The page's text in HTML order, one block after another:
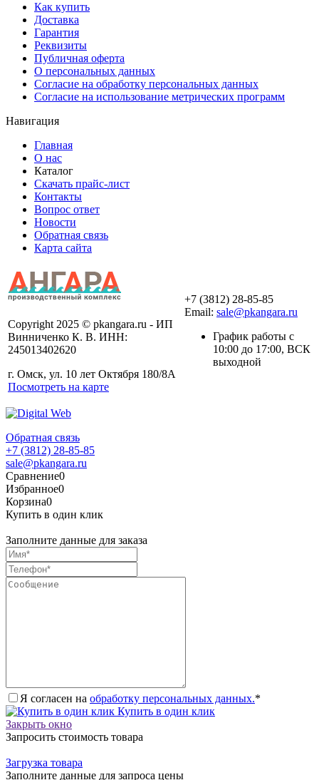
Как купить
Доставка
Гарантия
Реквизиты
Публичная оферта
О персональных данных
Согласие на обработку персональных данных
Согласие на использование метрических программ
Навигация
Главная
О нас
Каталог
Скачать прайс-лист
Контакты
Вопрос ответ
Новости
Обратная связь
Карта сайта
Copyright 2025 © pkangara.ru - ИП
Винниченко К. В. ИНН:
245013402620
г. Омск, ул. 10 лет Октября 180/8А
Посмотреть на карте
+7 (3812) 28-85-85
Email: sale@pkangara.ru
График работы с
10:00 до 17:00, ВСК
выходной
Обратная связь
+7 (3812) 28-85-85
sale@pkangara.ru
Сравнение0
Избранное0
Корзина0
Купить в один клик
Заполните данные для заказа
Я согласен на обработку персональных данных.*
Купить в один клик
Закрыть окно
Запросить стоимость товара
Загрузка товара
Заполните данные для запроса цены